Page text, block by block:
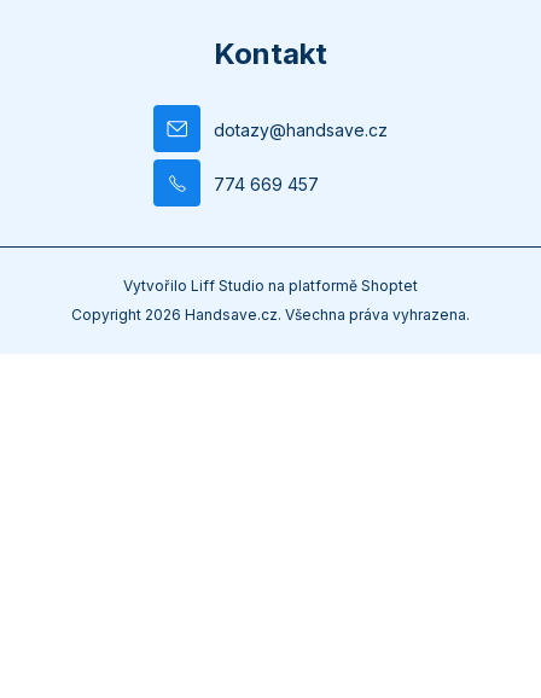
Kontakt
dotazy@handsave.cz
774 669 457
Vytvořilo Liff Studio na platformě Shoptet
Copyright 2026 Handsave.cz. Všechna práva vyhrazena.